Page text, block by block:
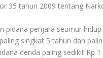
35 tahun 2009 tentang
pidana penjara seumur
singkat 5 tahun dan
denda paling sedikit Rp